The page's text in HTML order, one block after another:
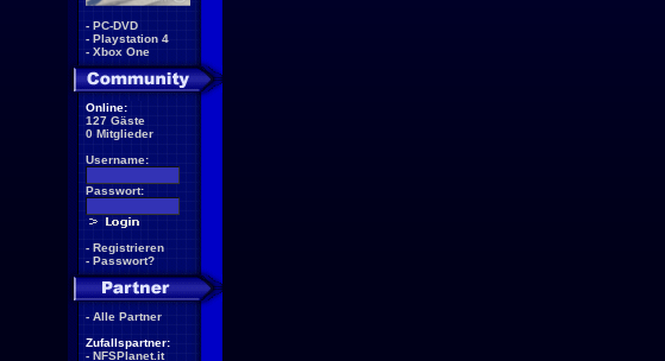
- PC-DVD
- Playstation 4
- Xbox One
Online:
127 Gäste
0 Mitglieder
Username:
Passwort:
- Registrieren
- Passwort?
- Alle Partner
Zufallspartner:
- NFSPlanet.it